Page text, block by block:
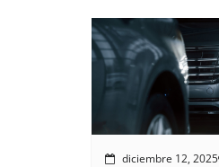
diciembre 12, 2025